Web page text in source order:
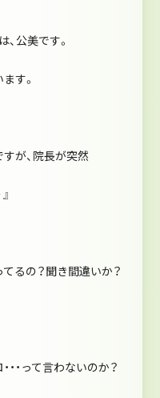
公美です。
す。
が、院長が突然
てるの？聞き間違いか？
・・って言わないのか？